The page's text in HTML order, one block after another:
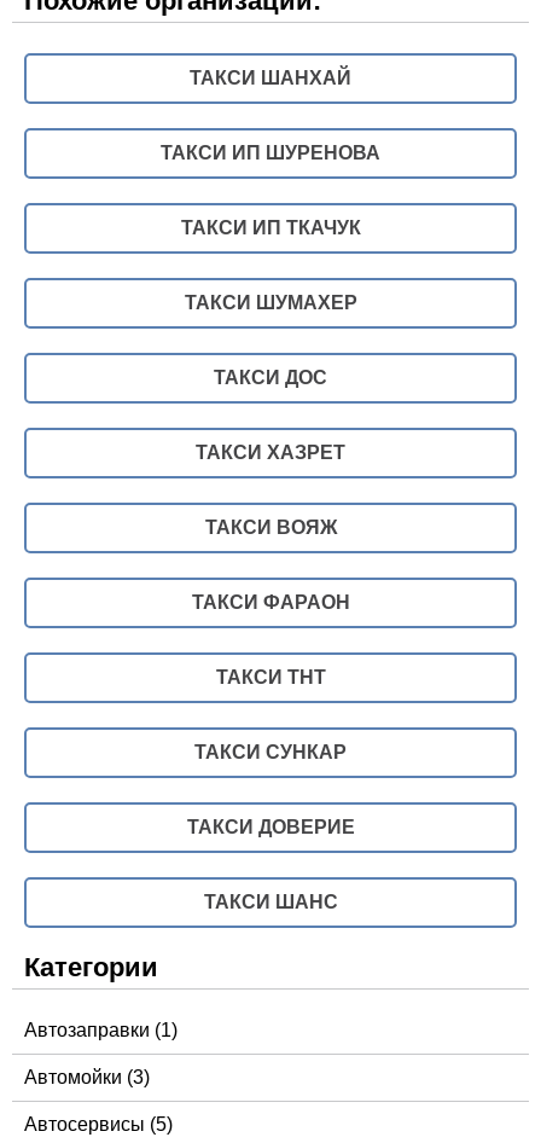
ТАКСИ ШАНХАЙ
ТАКСИ ИП ШУРЕНОВА
ТАКСИ ИП ТКАЧУК
ТАКСИ ШУМАХЕР
ТАКСИ ДОС
ТАКСИ ХАЗРЕТ
ТАКСИ ВОЯЖ
ТАКСИ ФАРАОН
ТАКСИ ТНТ
ТАКСИ СУНКАР
ТАКСИ ДОВЕРИЕ
ТАКСИ ШАНС
Категории
Автозаправки (1)
Автомойки (3)
Автосервисы (5)